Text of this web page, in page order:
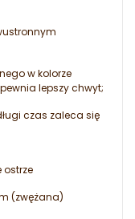
w kolorze
lepszy chwyt;
czas zaleca się
ostrze
(zwężana)